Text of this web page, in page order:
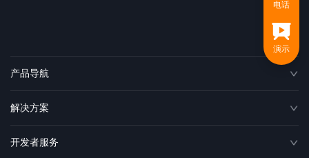
产品导航
解决方案
开发者服务
电话
演示